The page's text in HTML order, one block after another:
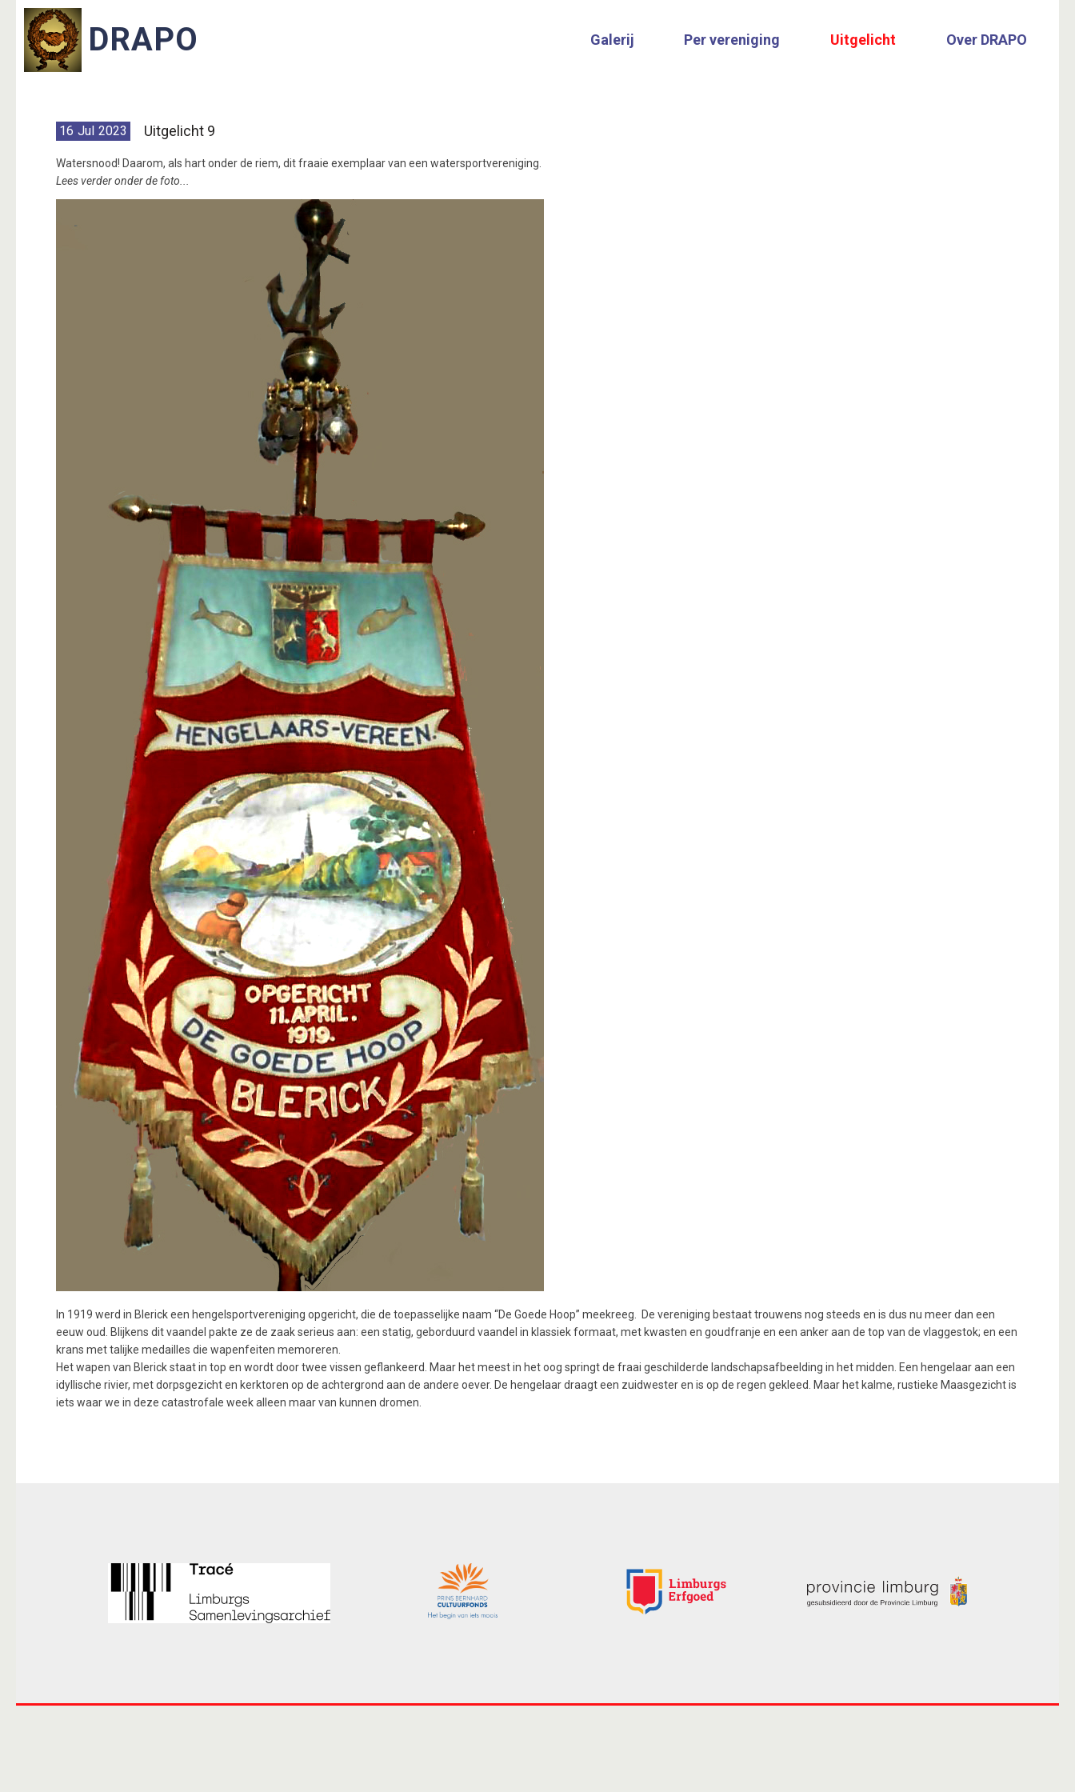
Galerij Per vereniging Uitgelicht Over DRAPO
16 Jul 2023 Uitgelicht 9
Watersnood! Daarom, als hart onder de riem, dit fraaie exemplaar van een watersportvereniging.
Lees verder onder de foto...
In 1919 werd in Blerick een hengelsportvereniging opgericht, die de toepasselijke naam “De Goede Hoop” meekreeg. De vereniging bestaat trouwens nog steeds en is dus nu meer dan een
eeuw oud. Blijkens dit vaandel pakte ze de zaak serieus aan: een statig, geborduurd vaandel in klassiek formaat, met kwasten en goudfranje en een anker aan de top van de vlaggestok; en een
krans met talijke medailles die wapenfeiten memoreren.
Het wapen van Blerick staat in top en wordt door twee vissen geflankeerd. Maar het meest in het oog springt de fraai geschilderde landschapsafbeelding in het midden. Een hengelaar aan een
idyllische rivier, met dorpsgezicht en kerktoren op de achtergrond aan de andere oever. De hengelaar draagt een zuidwester en is op de regen gekleed. Maar het kalme, rustieke Maasgezicht is
iets waar we in deze catastrofale week alleen maar van kunnen dromen.